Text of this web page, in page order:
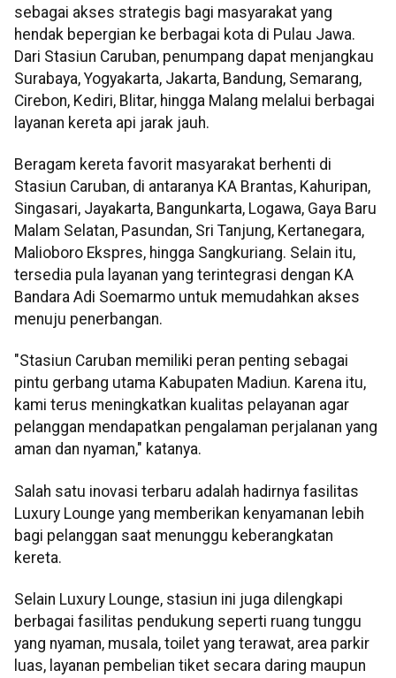
sebagai akses strategis bagi masyarakat yang
hendak bepergian ke berbagai kota di Pulau Jawa.
Dari Stasiun Caruban, penumpang dapat menjangkau
Surabaya, Yogyakarta, Jakarta, Bandung, Semarang,
Cirebon, Kediri, Blitar, hingga Malang melalui berbagai
layanan kereta api jarak jauh.
Beragam kereta favorit masyarakat berhenti di
Stasiun Caruban, di antaranya KA Brantas, Kahuripan,
Singasari, Jayakarta, Bangunkarta, Logawa, Gaya Baru
Malam Selatan, Pasundan, Sri Tanjung, Kertanegara,
Malioboro Ekspres, hingga Sangkuriang. Selain itu,
tersedia pula layanan yang terintegrasi dengan KA
Bandara Adi Soemarmo untuk memudahkan akses
menuju penerbangan.
"Stasiun Caruban memiliki peran penting sebagai
pintu gerbang utama Kabupaten Madiun. Karena itu,
kami terus meningkatkan kualitas pelayanan agar
pelanggan mendapatkan pengalaman perjalanan yang
aman dan nyaman," katanya.
Salah satu inovasi terbaru adalah hadirnya fasilitas
Luxury Lounge yang memberikan kenyamanan lebih
bagi pelanggan saat menunggu keberangkatan
kereta.
Selain Luxury Lounge, stasiun ini juga dilengkapi
berbagai fasilitas pendukung seperti ruang tunggu
yang nyaman, musala, toilet yang terawat, area parkir
luas, layanan pembelian tiket secara daring maupun